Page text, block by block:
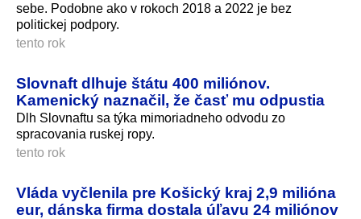
sebe. Podobne ako v rokoch 2018 a 2022 je bez
politickej podpory.
tento rok
Slovnaft dlhuje štátu 400 miliónov.
Kamenický naznačil, že časť mu odpustia
Dlh Slovnaftu sa týka mimoriadneho odvodu zo
spracovania ruskej ropy.
tento rok
Vláda vyčlenila pre Košický kraj 2,9 milióna
eur, dánska firma dostala úľavu 24 miliónov